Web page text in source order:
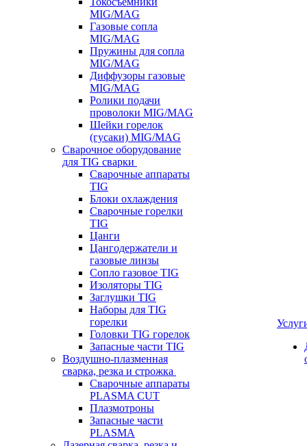
MIG/MAG
Газовые сопла
MIG/MAG
Пружины для сопла
MIG/MAG
Диффузоры газовые
MIG/MAG
Ролики подачи
проволоки MIG/MAG
Шейки горелок
(гусаки) MIG/MAG
Сварочное оборудование
для TIG сварки
Сварочные аппараты
TIG
Блоки охлаждения
Сварочные горелки
TIG
Цанги
Цангодержатели и
газовые линзы
Сопло газовое TIG
Изоляторы TIG
Заглушки TIG
Наборы для TIG
горелки
Головки TIG горелок
Запасные части TIG
Воздушно-плазменная
сварка, резка и строжка
Сварочные аппараты
PLASMA CUT
Плазмотроны
Запасные части
PLASMA